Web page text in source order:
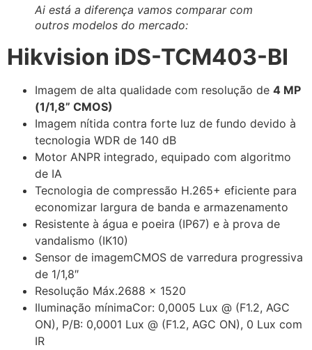
Ai está a diferença vamos comparar com
outros modelos do mercado:
Hikvision iDS-TCM403-BI
Imagem de alta qualidade com resolução de 4 MP
(1/1,8” CMOS)
Imagem nítida contra forte luz de fundo devido à
tecnologia WDR de 140 dB
Motor ANPR integrado, equipado com algoritmo
de IA
Tecnologia de compressão H.265+ eficiente para
economizar largura de banda e armazenamento
Resistente à água e poeira (IP67) e à prova de
vandalismo (IK10)
Sensor de imagemCMOS de varredura progressiva
de 1/1,8″
Resolução Máx.2688 × 1520
Iluminação mínimaCor: 0,0005 Lux @ (F1.2, AGC
ON), P/B: 0,0001 Lux @ (F1.2, AGC ON), 0 Lux com
IR